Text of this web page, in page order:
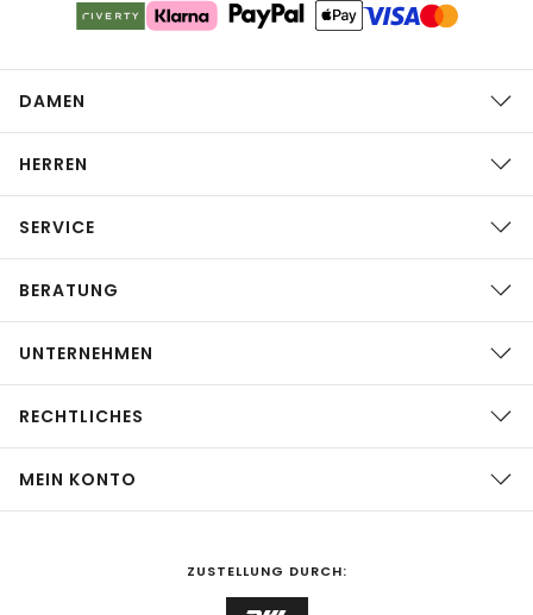
DAMEN
HERREN
SERVICE
BERATUNG
UNTERNEHMEN
RECHTLICHES
MEIN KONTO
ZUSTELLUNG DURCH: